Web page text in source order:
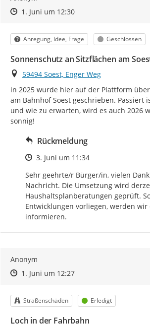
Zeitpunkt des Erstellens
Zeitpunkt des Erstellens
1. Juni um 12:30Zur Äußerung
Kategorie
Anregung, Idee, Frage Status
Geschlossen
Sonnenschutz an Sitzflächen am
Ort
59494 Soest, Enger Weg
in 2025 wurde hier auf der Plattform
am Bahnhof Soest geschrieben. Passiert
und wie zu erwarten, wird es auch 2026
sonnig!
Rückmeldung
Zeitpunkt des Erstellens
3. Juni um 11:34
Sehr geehrte/r Bürger/in, vielen
Nachricht. Die Umsetzung wird
Haushaltsplanberatungen geprüft.
Entwicklungen vorliegen, werden
informieren.
Anonym
Zeitpunkt des Erstellens
Zeitpunkt des Erstellens
1. Juni um 12:27Zur Äußerung
Kategorie
Straßenschäden Status
Erledigt
Loch in der Fahrbahn